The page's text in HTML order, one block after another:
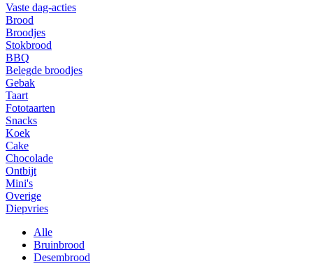
Vaste dag-acties
Brood
Broodjes
Stokbrood
BBQ
Belegde broodjes
Gebak
Taart
Fototaarten
Snacks
Koek
Cake
Chocolade
Ontbijt
Mini's
Overige
Diepvries
Alle
Bruinbrood
Desembrood